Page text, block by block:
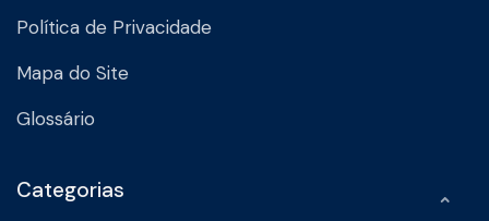
Política de Privacidade
Mapa do Site
Glossário
Categorias